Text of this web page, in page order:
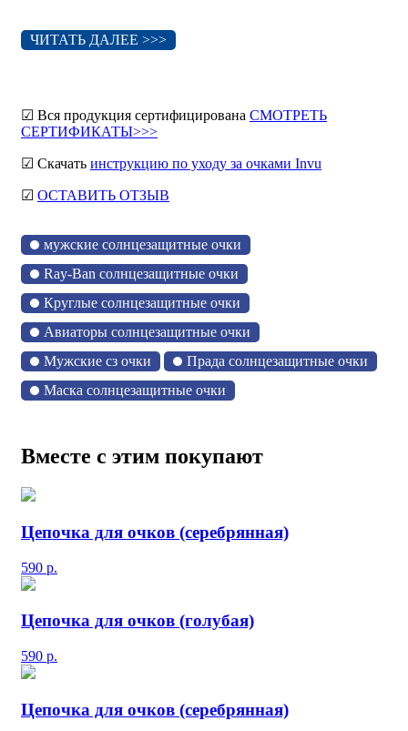
ЧИТАТЬ ДАЛЕЕ >>>
☑ Вся продукция сертифицирована СМОТРЕТЬ
СЕРТИФИКАТЫ>>>
☑ Скачать инструкцию по уходу за очками Invu
☑ ОСТАВИТЬ ОТЗЫВ
мужские солнцезащитные очки
Ray-Ban солнцезащитные очки
Круглые солнцезащитные очки
Авиаторы солнцезащитные очки
Мужские сз очки
Прада солнцезащитные очки
Маска солнцезащитные очки
Вместе с этим покупают
Цепочка для очков (серебрянная)
590 р.
Цепочка для очков (голубая)
590 р.
Цепочка для очков (серебрянная)